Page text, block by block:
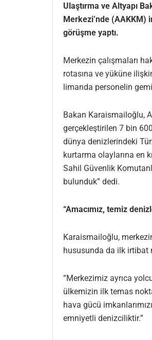
Ulaştırma ve Altyapı
Merkezi’nde (AAKKM)
görüşme yaptı.
Merkezin çalışmaları
rotasına ve yüküne
limanda personelin gemi
Bakan Karaismailoğlu,
gerçekleştirilen 7 bin
dünya denizlerindeki
kurtarma olaylarına en
Sahil Güvenlik
bulunduk” dedi.
“Amacımız, temiz
Karaismailoğlu,
hususunda da ilk irtibat
“Merkezimiz ayrıca
ülkemizin ilk temas
hava gücü
emniyetli denizciliktir.”